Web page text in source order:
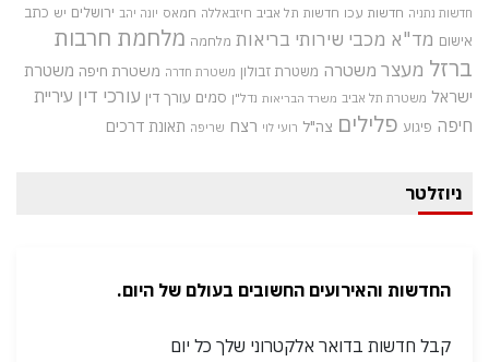
חדשות נתניה חדשות עכו חדשות תל אביב חיזבאללה חמאס יונה יהב ירושלים יש כתב
אישום מד"א מכבי שירותי בריאות מלחמה מלחמת חרבות
ברזל מעצר משטרה משטרת זבולון משטרת חדרה משטרת חיפה משטרת
ישראל משטרת תל אביב משרד הבריאות נדל"ן סמים עורך דין עורכי דין עיריית
חיפה פיגוע פלילים צה"ל רועי לוי רצח שריפה תאונת דרכים
ניוזלטר
החדשות והאירועים החשובים בעולם של היום.
קבל חדשות בדואר אלקטרוני שלך כל יום